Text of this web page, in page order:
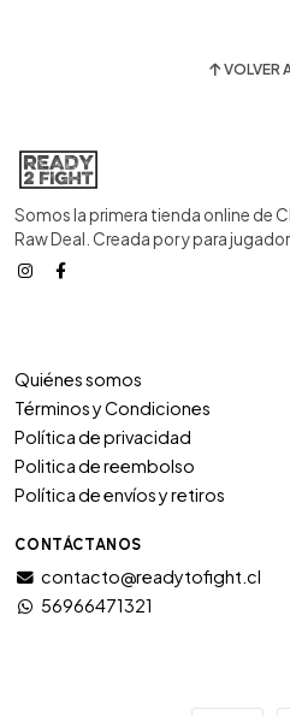
VOLVER
Somos la primera tienda online de
Raw Deal. Creada por y para
Quiénes somos
Términos y Condiciones
Política de privacidad
Politica de reembolso
Política de envíos y retiros
CONTÁCTANOS
contacto@readytofight.cl
56966471321